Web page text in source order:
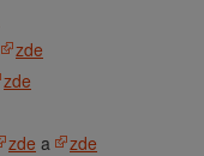
zde
zde
zde a
zde